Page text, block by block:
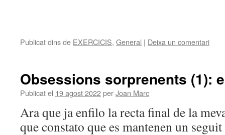
Publicat dins de EXERCICIS, General | Deixa un comentari
Obsessions sorprenents (1):
Publicat el 19 agost 2022perJoan Marc
Ara que ja enfilo la recta final de la
que constato que es mantenen un